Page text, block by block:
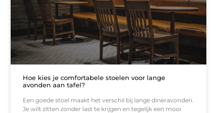
Hoe kies je comfortabele stoelen voor lange
avonden aan tafel?
Een goede stoel maakt het verschil bij lange dineravonden.
Je wilt zitten zonder last te krijgen en tegelijk een mooi